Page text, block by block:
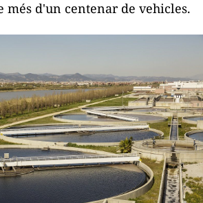
més d'un centenar de vehicles.